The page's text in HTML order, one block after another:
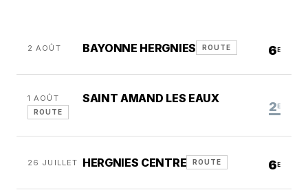
2 AOÛT BAYONNE HERGNIES ROUTE 6 E
1 AOÛT SAINT AMAND LES EAUX
ROUTE 2 E
26 JUILLET HERGNIES CENTRE ROUTE 6 E